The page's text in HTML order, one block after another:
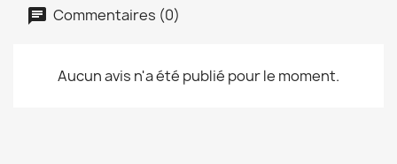
Commentaires (0)
Aucun avis n'a été publié pour le moment.